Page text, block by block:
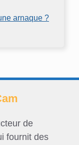
arnaque ?
de
fournit des